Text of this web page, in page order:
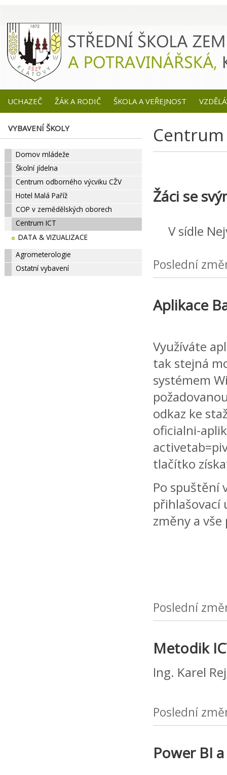
UCHAZEČ ŽÁK A RODIČ ŠKOLA A VEŘEJNOST
VYBAVENÍ ŠKOLY
Domov mládeže
Školní jídelna
Centrum odborného výcviku CŽV
Hotel Malá Paříž
COP v zemědělských oborech
Centrum ICT
DATA & VIZUALIZACE
Agrometerologie
Ostatní vybavení
Centrum
Žáci se
V sídle
Poslední
Aplikace
Využíváte
tak stejná
systémem
odkaz ke
oficialni-
tlačítko
Po spuštění
přihlašovací
změny a
Poslední
Metodik
Ing. Karel
Poslední
Power BI